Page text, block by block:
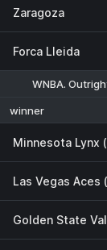
Zaragoza
Forca Lleida
WNBA.
winner
Minnesota Lynx
Las Vegas Aces
Golden State